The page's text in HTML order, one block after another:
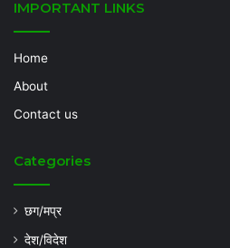
IMPORTANT LINKS
Home
About
Contact us
Categories
छग/मप्र
देश/विदेश